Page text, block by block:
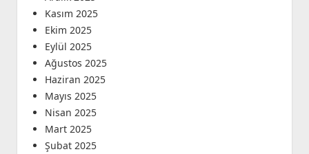
Kasım 2025
Ekim 2025
Eylül 2025
Ağustos 2025
Haziran 2025
Mayıs 2025
Nisan 2025
Mart 2025
Şubat 2025